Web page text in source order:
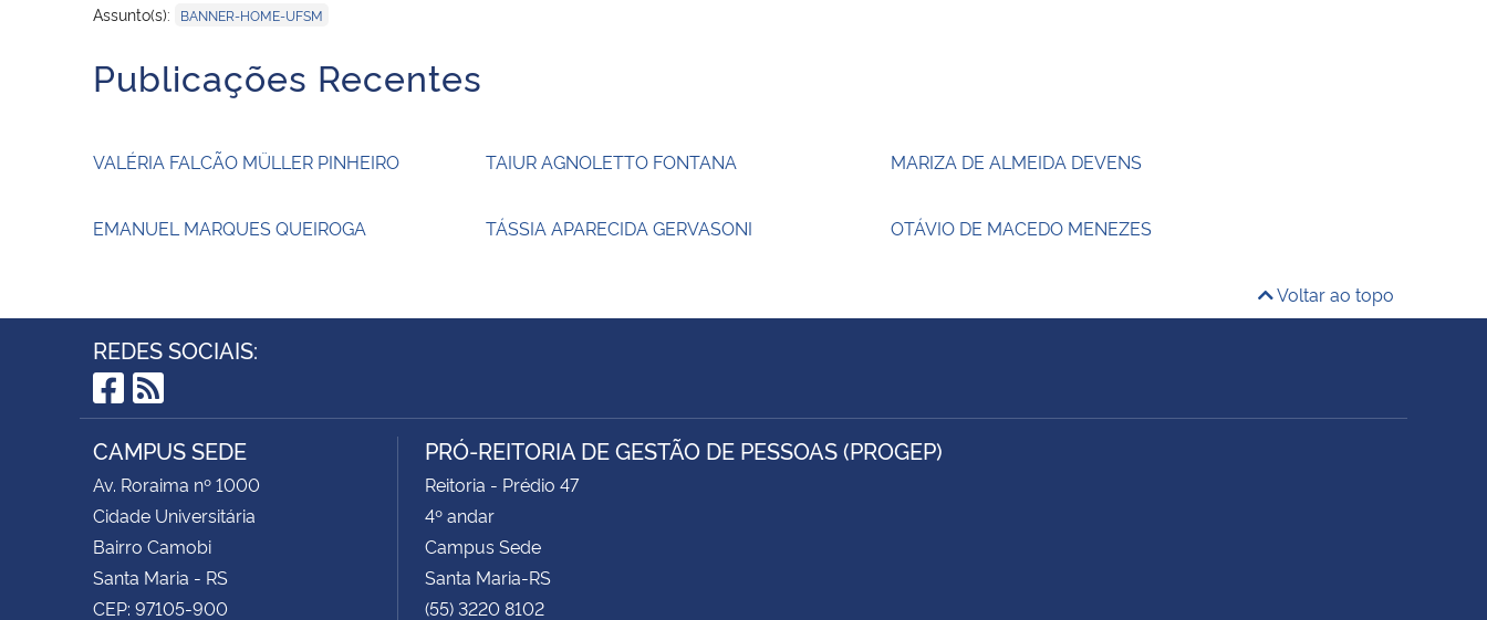
Assunto(s): BANNER-HOME-UFSM
Publicações Recentes
VALÉRIA FALCÃO MÜLLER PINHEIRO TAIUR AGNOLETTO FONTANA MARIZA DE ALMEIDA DEVENS
EMANUEL MARQUES QUEIROGA TÁSSIA APARECIDA GERVASONI OTÁVIO DE MACEDO MENEZES
Voltar ao topo
REDES SOCIAIS:
Facebook
RSS
CAMPUS SEDE
Av. Roraima nº 1000
Cidade Universitária
Bairro Camobi
Santa Maria - RS
CEP: 97105-900
PRÓ-REITORIA DE GESTÃO DE PESSOAS (PROGEP)
Reitoria - Prédio 47
4º andar
Campus Sede
Santa Maria-RS
(55) 3220 8102